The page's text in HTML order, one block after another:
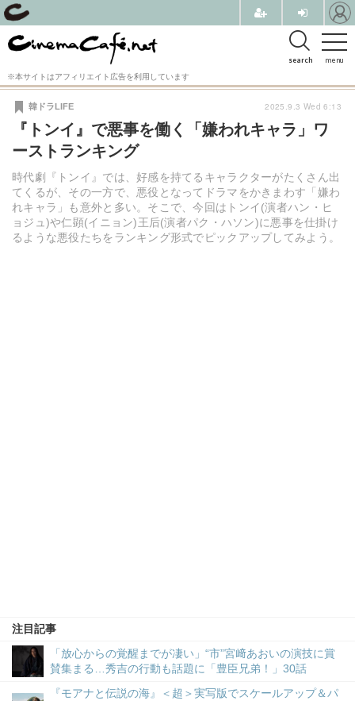
menu
search
※本サイトはアフィリエイト広告を利用しています
『トンイ』で悪事を働く「嫌われキャラ」ワ
ーストランキング
時代劇『トンイ』では、好感を持てるキャラクターがたくさん出
てくるが、その一方で、悪役となってドラマをかきまわす「嫌わ
れキャラ」も意外と多い。そこで、今回はトンイ(演者ハン・ヒ
ョジュ)や仁顕(イニョン)王后(演者パク・ハソン)に悪事を仕掛け
るような悪役たちをランキング形式でピックアップしてみよう。
韓ドラLIFE
注目記事
「放心からの覚醒までが凄い」“市”宮﨑あおいの演技に賞
賛集まる…秀吉の行動も話題に「豊臣兄弟！」30話
『モアナと伝説の海』＜超＞実写版でスケールアップ＆パ
2025.9.3 Wed 6:13